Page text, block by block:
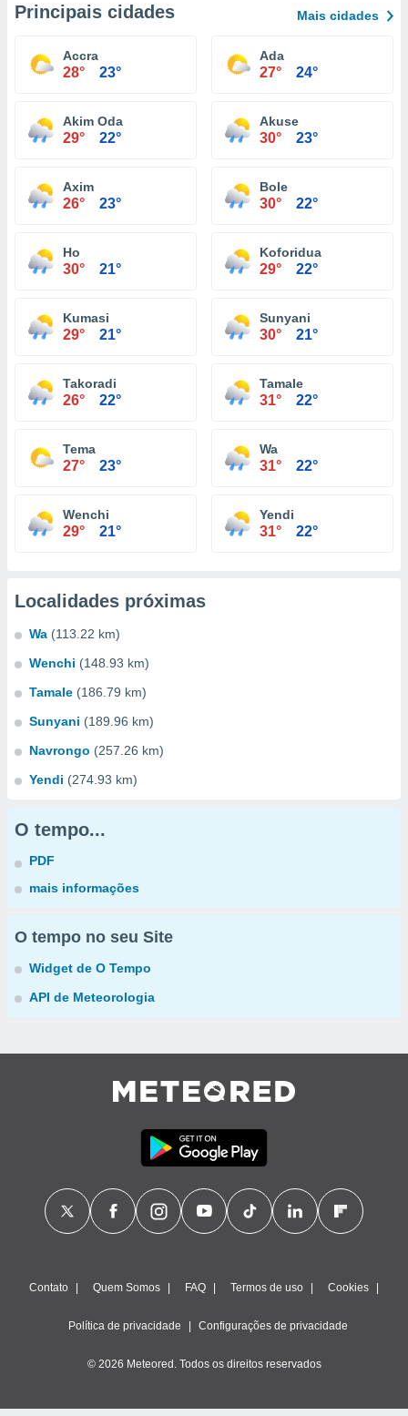
Principais cidades Mais cidades
Accra
28° 23°
Ada
27° 24°
Akim Oda
29° 22°
Akuse
30° 23°
Axim
26° 23°
Bole
30° 22°
Ho
30° 21°
Koforidua
29° 22°
Kumasi
29° 21°
Sunyani
30° 21°
Takoradi
26° 22°
Tamale
31° 22°
Tema
27° 23°
Wa
31° 22°
Wenchi
29° 21°
Yendi
31° 22°
Localidades próximas
Wa (113.22 km)
Wenchi (148.93 km)
Tamale (186.79 km)
Sunyani (189.96 km)
Navrongo (257.26 km)
Yendi (274.93 km)
O tempo...
PDF
mais informações
O tempo no seu Site
Widget de O Tempo
API de Meteorologia
Contato Quem Somos FAQ Termos de uso Cookies
Política de privacidade Configurações de privacidade
© 2026 Meteored. Todos os direitos reservados